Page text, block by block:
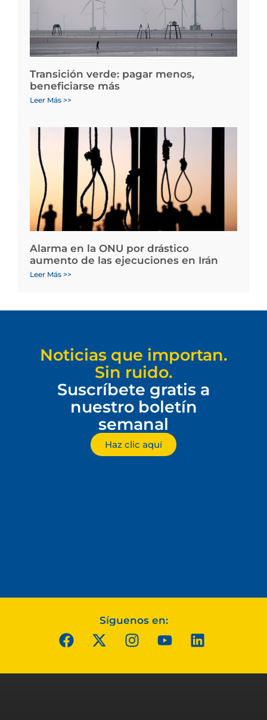
Transición verde: pagar menos,
beneficiarse más
Leer Más >>
Alarma en la ONU por drástico
aumento de las ejecuciones en Irán
Leer Más >>
Noticias que importan.
Sin ruido.
Suscríbete gratis a
nuestro boletín
semanal
Haz clic aquí
Síguenos en: